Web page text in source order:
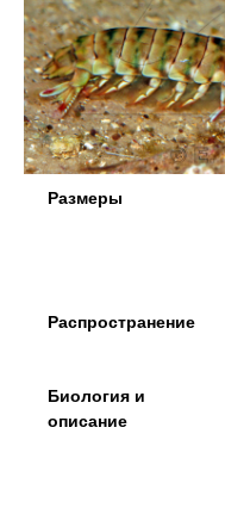
Размеры
Распространение
Биология и
описание